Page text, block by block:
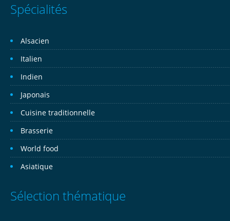
Spécialités
Alsacien
Italien
Indien
Japonais
Cuisine traditionnelle
Brasserie
World food
Asiatique
Sélection thématique